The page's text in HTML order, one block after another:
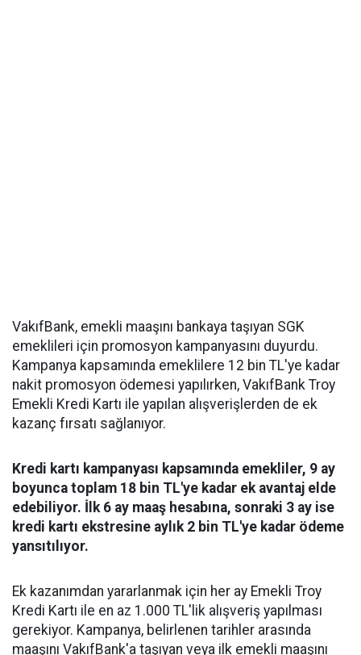
VakıfBank, emekli maaşını bankaya taşıyan SGK
emeklileri için promosyon kampanyasını duyurdu.
Kampanya kapsamında emeklilere 12 bin TL'ye kadar
nakit promosyon ödemesi yapılırken, VakıfBank Troy
Emekli Kredi Kartı ile yapılan alışverişlerden de ek
kazanç fırsatı sağlanıyor.
Kredi kartı kampanyası kapsamında emekliler, 9 ay
boyunca toplam 18 bin TL'ye kadar ek avantaj elde
edebiliyor. İlk 6 ay maaş hesabına, sonraki 3 ay ise
kredi kartı ekstresine aylık 2 bin TL'ye kadar ödeme
yansıtılıyor.
Ek kazanımdan yararlanmak için her ay Emekli Troy
Kredi Kartı ile en az 1.000 TL'lik alışveriş yapılması
gerekiyor. Kampanya, belirlenen tarihler arasında
maaşını VakıfBank'a taşıyan veya ilk emekli maaşını